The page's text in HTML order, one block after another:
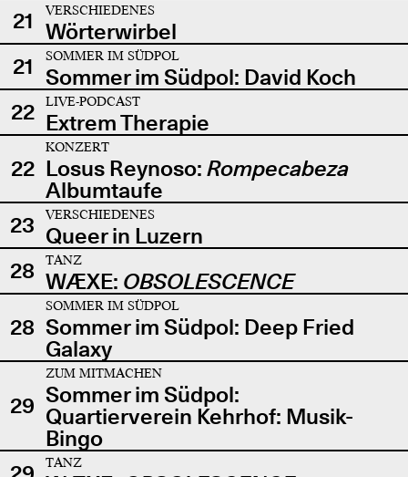
21
VERSCHIEDENES
Wörterwirbel
21
SOMMER IM SÜDPOL
Sommer im Südpol: David Koch
22
LIVE-PODCAST
Extrem Therapie
22
KONZERT
Losus Reynoso: Rompecabeza
Albumtaufe
23
VERSCHIEDENES
Queer in Luzern
28
TANZ
WÆXE: OBSOLESCENCE
28
SOMMER IM SÜDPOL
Sommer im Südpol: Deep Fried
Galaxy
29
ZUM MITMACHEN
Sommer im Südpol:
Quartierverein Kehrhof: Musik-
Bingo
TANZ